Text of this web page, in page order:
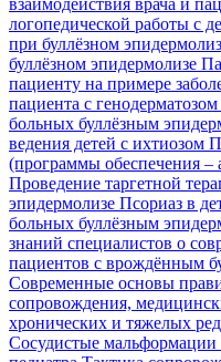
взаимодействия врача и
логопедической работы с
при буллёзном
буллёзном эпидермолизе
пациенту на примере
пациента с генодерматозом
больных буллёзным
ведения детей с ихтиозом
(программы обеспечения
Проведение таргетной
эпидермолизе Псориаз в
больных буллёзным
знаний специалистов о
пациентов с врождённым
Современные основы
сопровождения,
хронических и тяжелых
Сосудистые мальформации